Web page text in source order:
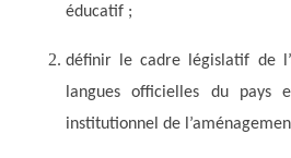
éducatif ;
définir le cadre législatif de
langues officielles du pays
institutionnel de